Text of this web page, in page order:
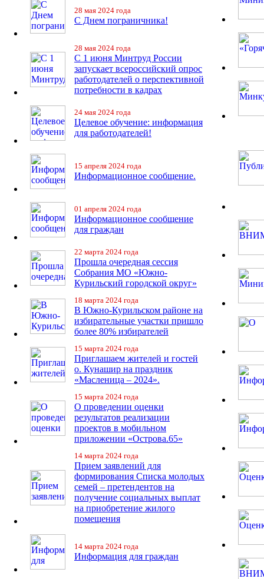
28 мая 2024 года
С Днем пограничника!
28 мая 2024 года
С 1 июня Минтруд России
запускает всероссийский опрос
работодателей о перспективной
потребности в кадрах
24 мая 2024 года
Целевое обучение: информация
для работодателей!
15 апреля 2024 года
Информационное сообщение.
01 апреля 2024 года
Информационное сообщение
для граждан
22 марта 2024 года
Прошла очередная сессия
Собрания МО «Южно-
Курильский городской округ»
18 марта 2024 года
В Южно-Курильском районе на
избирательные участки пришло
более 80% избирателей
15 марта 2024 года
Приглашаем жителей и гостей
о. Кунашир на праздник
«Масленица – 2024».
15 марта 2024 года
О проведении оценки
результатов реализации
проектов в мобильном
приложении «Острова.65»
14 марта 2024 года
Прием заявлений для
формирования Списка молодых
семей – претендентов на
получение социальных выплат
на приобретение жилого
помещения
14 марта 2024 года
Информация для граждан